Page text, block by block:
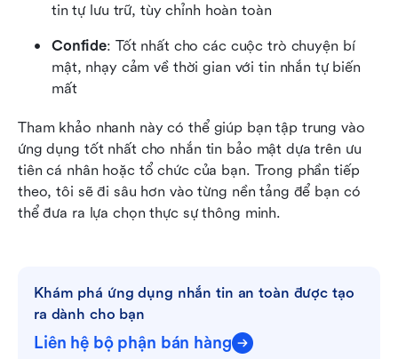
tin tự lưu trữ, tùy chỉnh hoàn toàn
Confide: Tốt nhất cho các cuộc trò chuyện bí
mật, nhạy cảm về thời gian với tin nhắn tự biến
mất
Tham khảo nhanh này có thể giúp bạn tập trung vào
ứng dụng tốt nhất cho nhắn tin bảo mật dựa trên ưu
tiên cá nhân hoặc tổ chức của bạn. Trong phần tiếp
theo, tôi sẽ đi sâu hơn vào từng nền tảng để bạn có
thể đưa ra lựa chọn thực sự thông minh.
Khám phá ứng dụng nhắn tin an toàn được tạo
ra dành cho bạn
Liên hệ bộ phận bán hàng